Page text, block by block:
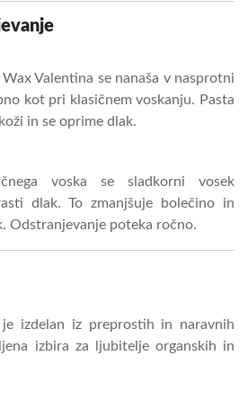
Valentina se nanaša v nasprotni
kot pri klasičnem voskanju. Pasta
in se oprime dlak.
voska se sladkorni vosek
dlak. To zmanjšuje bolečino in
Odstranjevanje poteka ročno.
izdelan iz preprostih in naravnih
izbira za ljubitelje organskih in